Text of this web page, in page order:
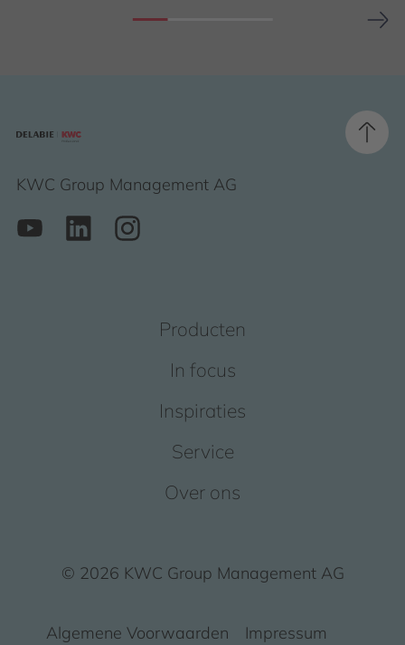
KWC Group Management AG
Producten
In focus
Inspiraties
Service
Over ons
© 2026 KWC Group Management AG
Algemene Voorwaarden
Impressum